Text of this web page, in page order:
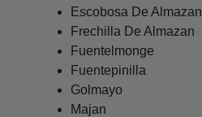
Escobosa De Almazan
Frechilla De Almazan
Fuentelmonge
Fuentepinilla
Golmayo
Majan